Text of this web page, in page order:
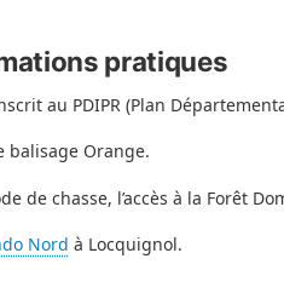
pratiques
au PDIPR (Plan
balisage Orange.
de chasse, l’accès à la Forêt
Nord à Locquignol.